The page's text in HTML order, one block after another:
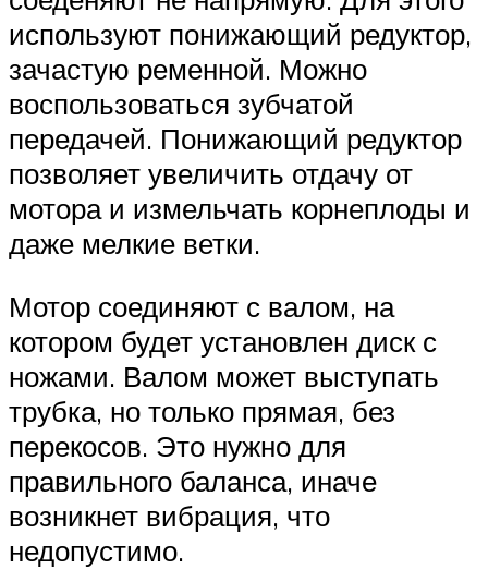
используют понижающий редуктор,
зачастую ременной. Можно
воспользоваться зубчатой
передачей. Понижающий редуктор
позволяет увеличить отдачу от
мотора и измельчать корнеплоды и
даже мелкие ветки.
Мотор соединяют с валом, на
котором будет установлен диск с
ножами. Валом может выступать
трубка, но только прямая, без
перекосов. Это нужно для
правильного баланса, иначе
возникнет вибрация, что
недопустимо.